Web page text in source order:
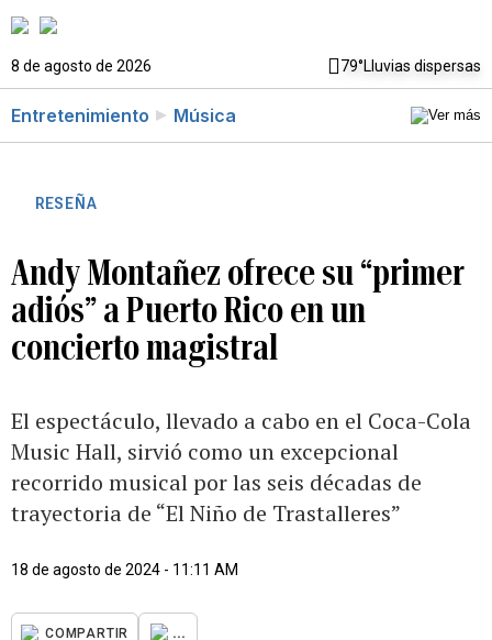
8 de agosto de 2026 79°Lluvias dispersas
Entretenimiento Música
RESEÑA
Andy Montañez ofrece su “primer
adiós” a Puerto Rico en un
concierto magistral
El espectáculo, llevado a cabo en el Coca-Cola
Music Hall, sirvió como un excepcional
recorrido musical por las seis décadas de
trayectoria de “El Niño de Trastalleres”
18 de agosto de 2024 - 11:11 AM
COMPARTIR ...